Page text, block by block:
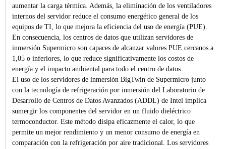
aumentar la carga térmica. Además, la eliminación de los ventiladores
internos del servidor reduce el consumo energético general de los
equipos de TI, lo que mejora la eficiencia del uso de energía (PUE).
En consecuencia, los centros de datos que utilizan servidores de
inmersión Supermicro son capaces de alcanzar valores PUE cercanos a
1,05 o inferiores, lo que reduce significativamente los costos de
energía y el impacto ambiental para todo el centro de datos.
El uso de los servidores de inmersión BigTwin de Supermicro junto
con la tecnología de refrigeración por inmersión del Laboratorio de
Desarrollo de Centros de Datos Avanzados (ADDL) de Intel implica
sumergir los componentes del servidor en un fluido dieléctrico
termoconductor. Este método disipa eficazmente el calor, lo que
permite un mejor rendimiento y un menor consumo de energía en
comparación con la refrigeración por aire tradicional. Los servidores